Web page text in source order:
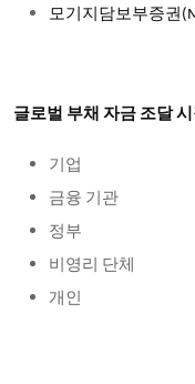
모기지담보부증권
글로벌 부채 자금 조달 시
기업
금융 기관
정부
비영리 단체
개인